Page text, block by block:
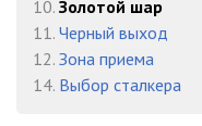
10. Золотой шар
11. Черный выход
12. Зона приема
14. Выбор сталкера